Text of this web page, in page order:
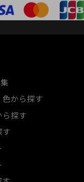
から探す
ら探す
す